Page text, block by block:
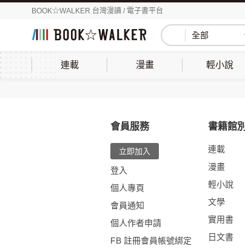
BOOK☆WALKER 台灣漫讀 / 電子書平台
全部
連載 漫畫 輕小說
會員服務
立即加入
登入
個人專頁
會員通知
個人作者申請
FB 註冊會員帳號綁定
書籍館別
連載
漫畫
輕小說
文學
實用書
日文書